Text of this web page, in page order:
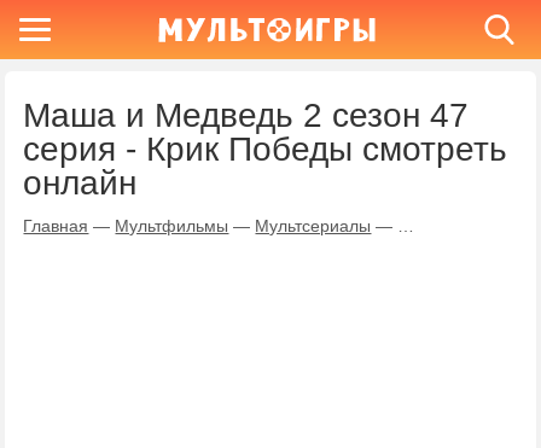
Маша и Медведь 2 сезон 47
серия - Крик Победы смотреть
онлайн
Главная — Мультфильмы — Мультсериалы —